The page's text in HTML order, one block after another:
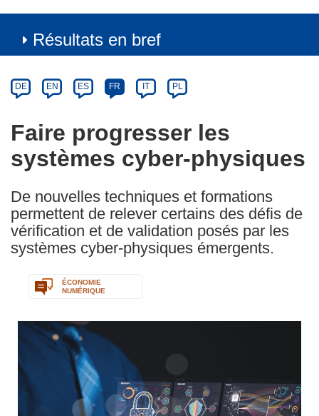
Résultats en bref
Category
Article
available
the
following
languages:
DE EN ES FR IT PL
Faire progresser les
systèmes cyber-physiques
De nouvelles techniques et formations
permettent de relever certains des défis de
vérification et de validation posés par les
systèmes cyber-physiques émergents.
ÉCONOMIE
NUMÉRIQUE